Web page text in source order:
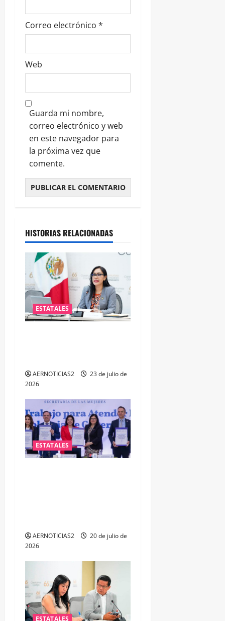
Correo electrónico *
Web
Guarda mi nombre,
correo electrónico y web
en este navegador para
la próxima vez que
comente.
HISTORIAS RELACIONADAS
ESTATALES
AERNOTICIAS2
23 de julio de
2026
ESTATALES
AERNOTICIAS2
20 de julio de
2026
ESTATALES